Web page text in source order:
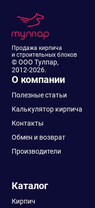
Продажа кирпича
и строительных блоков
© ООО Тулпар,
2012-2026.
О компании
Полезные статьи
Калькулятор кирпича
Контакты
Обмен и возврат
Производители
Каталог
Кирпич